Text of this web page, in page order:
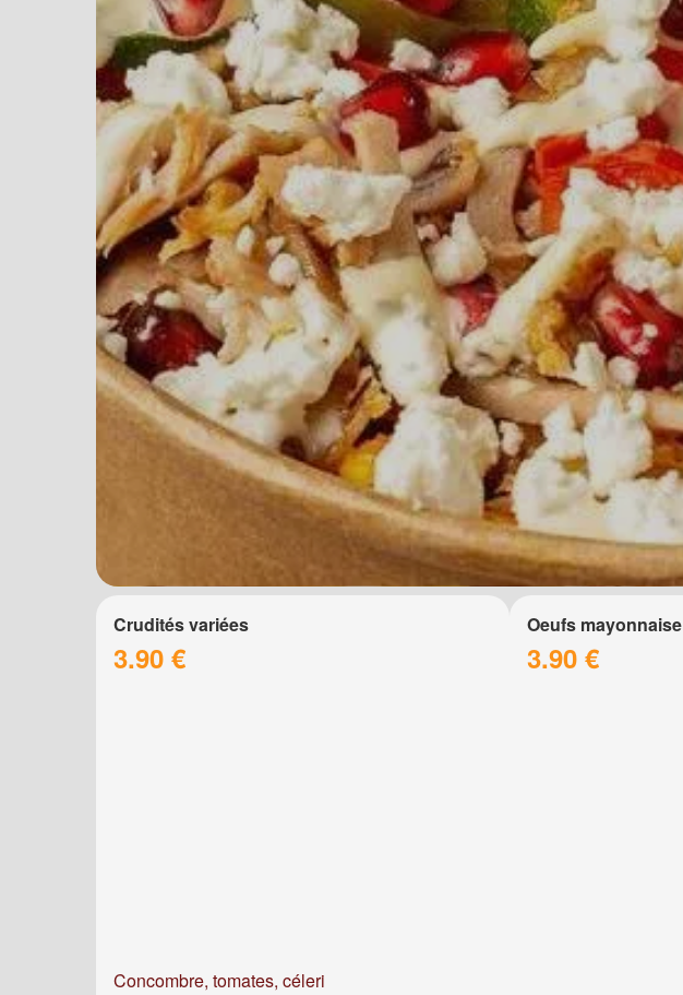
Crudités variées
3.90 €
Concombre, tomates, céleri
Oeufs mayonnaise
3.90 €